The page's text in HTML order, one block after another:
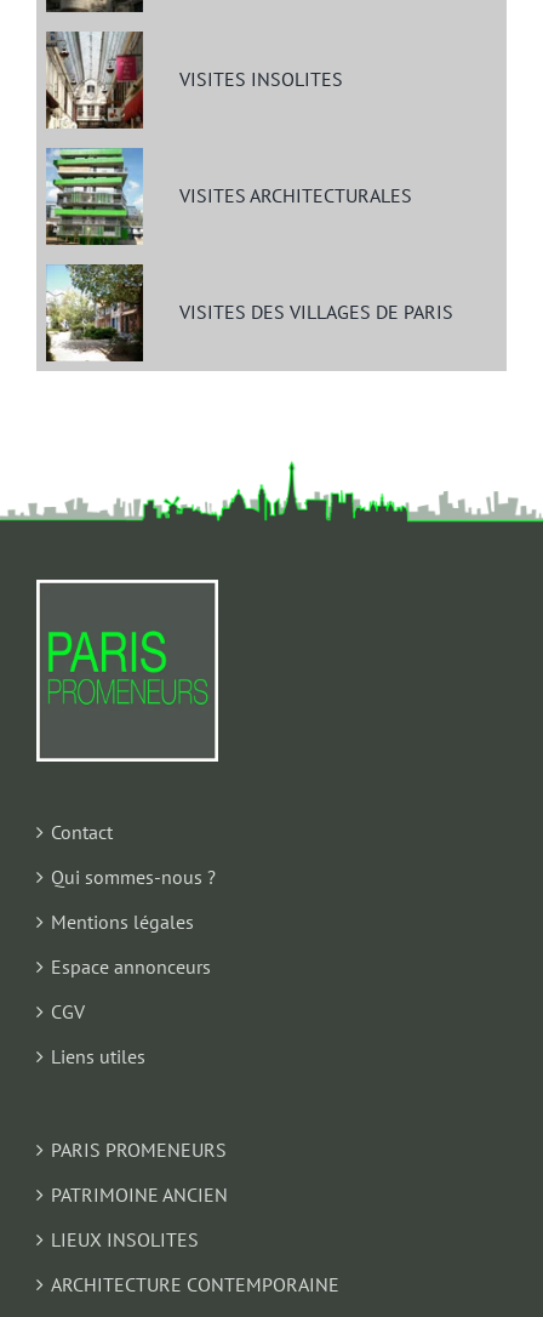
VISITES INSOLITES
VISITES ARCHITECTURALES
VISITES DES VILLAGES DE PARIS
Contact
Qui sommes-nous ?
Mentions légales
Espace annonceurs
CGV
Liens utiles
PARIS PROMENEURS
PATRIMOINE ANCIEN
LIEUX INSOLITES
ARCHITECTURE CONTEMPORAINE